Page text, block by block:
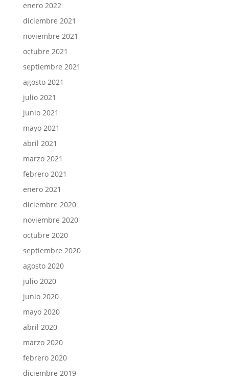
enero 2022
diciembre 2021
noviembre 2021
octubre 2021
septiembre 2021
agosto 2021
julio 2021
junio 2021
mayo 2021
abril 2021
marzo 2021
febrero 2021
enero 2021
diciembre 2020
noviembre 2020
octubre 2020
septiembre 2020
agosto 2020
julio 2020
junio 2020
mayo 2020
abril 2020
marzo 2020
febrero 2020
diciembre 2019